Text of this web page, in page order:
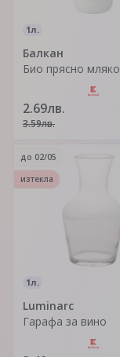
1л.
Балкан
Био прясно мляко
2.69лв.
3.59лв.
1л.
Luminarc
Гарафа за вино
до 02/05
изтекла